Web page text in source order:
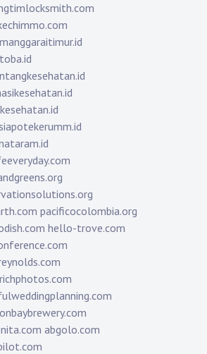
pacificocolombia.org
hello-trove.com
abgolo.com